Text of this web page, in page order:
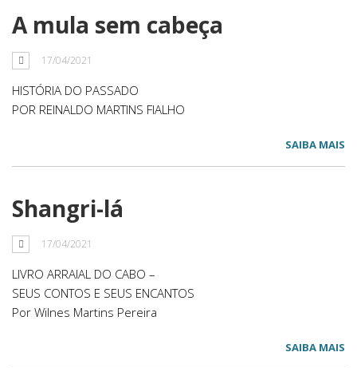
A mula sem cabeça
17/04/2021
HISTÓRIA DO PASSADO
POR REINALDO MARTINS FIALHO
SAIBA MAIS
Shangri-lá
17/04/2021
LIVRO ARRAIAL DO CABO –
SEUS CONTOS E SEUS ENCANTOS
Por Wilnes Martins Pereira
SAIBA MAIS